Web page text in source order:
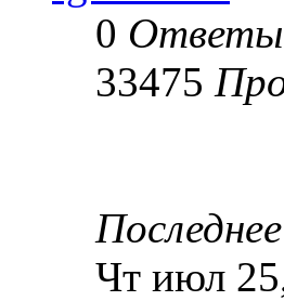
0 Ответы
33475
Чт июл